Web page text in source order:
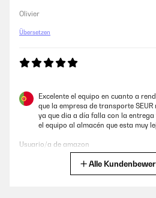
Olivier
Übersetzen
Excelente el equipo en cuanto a
que la empresa de transporte
ya que dia a día falla con la
el equipo al almacén que esta muy
Usuario/a de amazon
Alle